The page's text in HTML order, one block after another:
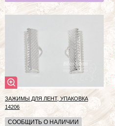
ЗАЖИМЫ ДЛЯ ЛЕНТ, УПАКОВКА
14206
СООБЩИТЬ О НАЛИЧИИ